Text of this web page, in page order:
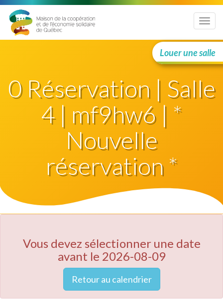
Menu
Louer une salle
0 Réservation | Salle
4 | mf9hw6 | *
Nouvelle
réservation *
Vous devez sélectionner une date
avant le 2026-08-09
Retour au calendrier